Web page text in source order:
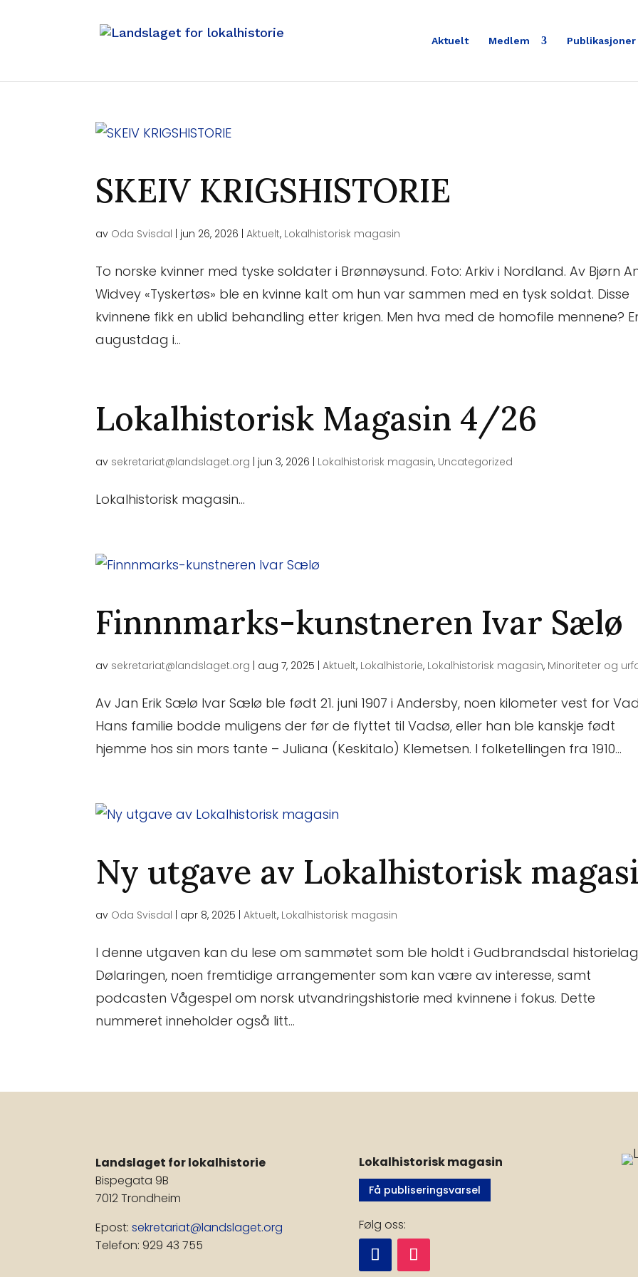
Aktuelt Medlem Publikasjoner
SKEIV KRIGSHISTORIE
av Oda Svisdal jun 26, 2026 |Aktuelt, Lokalhistorisk magasin
To norske kvinner med tyske soldater i Brønnøysund. Foto: Arkiv i Nordland. Av Bjørn
Widvey «Tyskertøs» ble en kvinne kalt om hun var sammen med en tysk soldat. Disse
kvinnene fikk en ublid behandling etter krigen. Men hva med de homofile mennene?
augustdag i...
Lokalhistorisk Magasin 4/26
av sekretariat@landslaget.org jun 3, 2026 Lokalhistorisk magasin, Uncategorized
Lokalhistorisk magasin...
Finnnmarks-kunstneren Ivar Sælø
av sekretariat@landslaget.org aug 7, 2025 |Aktuelt, Lokalhistorie, Lokalhistorisk magasin, Minoriteter og
Av Jan Erik Sælø Ivar Sælø ble født 21. juni 1907 i Andersby, noen kilometer vest for
Hans familie bodde muligens der før de flyttet til Vadsø, eller han ble kanskje født
hjemme hos sin mors tante – Juliana (Keskitalo) Klemetsen. I folketellingen fra 1910...
Ny utgave av Lokalhistorisk
av Oda Svisdal apr 8, 2025 |Aktuelt, Lokalhistorisk magasin
I denne utgaven kan du lese om sammøtet som ble holdt i Gudbrandsdal historielag
Dølaringen, noen fremtidige arrangementer som kan være av interesse, samt
podcasten Vågespel om norsk utvandringshistorie med kvinnene i fokus. Dette
nummeret inneholder også litt...
Landslaget for lokalhistorie
Bispegata 9B
7012 Trondheim
Epost:sekretariat@landslaget.org
Telefon: 929 43 755
Lokalhistorisk magasin
Få publiseringsvarsel
Følg oss: